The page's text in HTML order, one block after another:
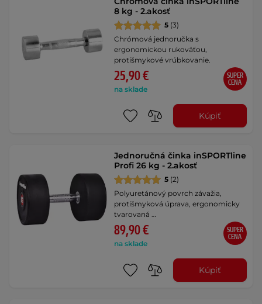
8 kg - 2.akosť
5 (3)
Chrómová jednoručka s
ergonomickou rukoväťou,
protišmykové vrúbkovanie.
25,90 €
na sklade
SUPER
CENA
Kúpiť
Jednoručná činka inSPORTline
Profi 26 kg - 2.akosť
5 (2)
Polyuretánový povrch závažia,
protišmyková úprava, ergonomicky
tvarovaná …
89,90 €
na sklade
SUPER
CENA
Kúpiť